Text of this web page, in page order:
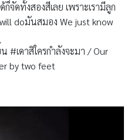
จัดทั้งสองสีเลย เพราะเรามีลูก
doมันสมอง We just know
#เดาสิใครกำลังจะมา / Our
by two feet